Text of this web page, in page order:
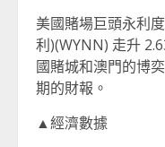
美國賭場巨頭永利
利)(WYNN) 走升
國賭城和澳門的博
期的財報。
▲經濟數據